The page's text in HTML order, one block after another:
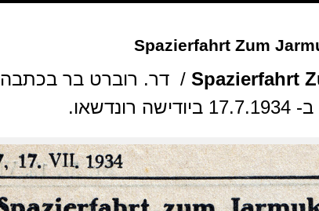
Spazierfahrt Zum
Spazierfahrt / דר. רוברט בר בכתבה